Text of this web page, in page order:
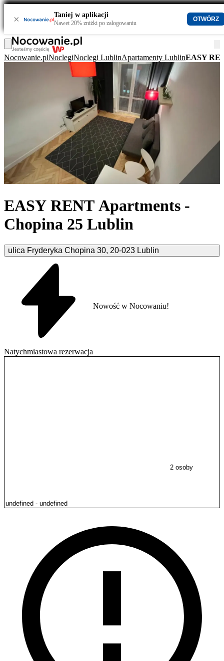
× Taniej w aplikacji
Nawet 20% zniżki po zalogowaniu
OTWÓRZ
Nocowanie.plNoclegiNoclegi LublinApartamenty LublinEASY
EASY RENT Apartments -
Chopina 25 Lublin
ulica Fryderyka Chopina 30, 20-023 Lublin
Natychmiastowa rezerwacja
Nowość w Nocowaniu!
2 osoby